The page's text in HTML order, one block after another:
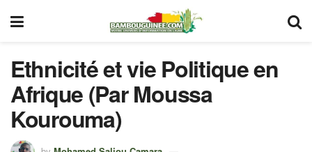
Ethnicité et vie Politique en
Afrique (Par Moussa
Kourouma)